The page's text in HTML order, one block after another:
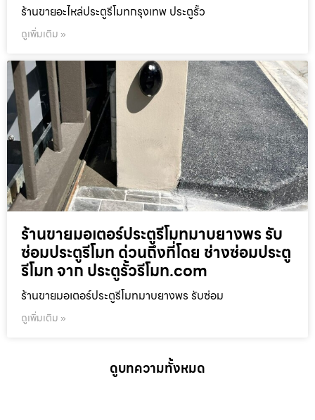
ร้านขายอะไหล่ประตูรีโมทกรุงเทพ ประตูรั้ว
ดูเพิ่มเติม »
ร้านขายมอเตอร์ประตูรีโมทมาบยางพร รับ
ซ่อมประตูรีโมท ด่วนถึงที่โดย ช่างซ่อมประตู
รีโมท จาก ประตูรั้วรีโมท.com
ร้านขายมอเตอร์ประตูรีโมทมาบยางพร รับซ่อม
ดูเพิ่มเติม »
ดูบทความทั้งหมด